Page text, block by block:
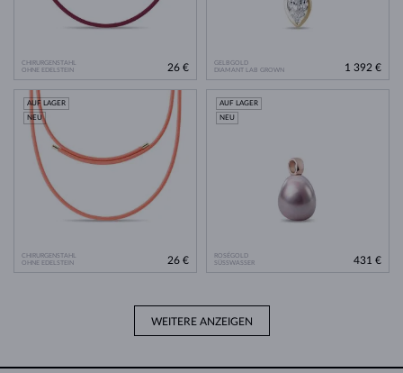
CHIRURGENSTAHL
OHNE EDELSTEIN
26 €
GELBGOLD
DIAMANT LAB GROWN
1 392 €
CHIRURGENSTAHL
OHNE EDELSTEIN
AUF LAGER
NEU
26 €
ROSÉGOLD
SÜSSWASSER
AUF LAGER
NEU
431 €
WEITERE ANZEIGEN